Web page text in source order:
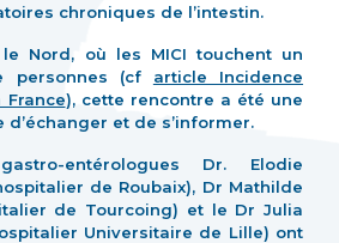
chroniques de l’intestin.
Nord, où les MICI touchent un
personnes (cf article Incidence
), cette rencontre a été une
et de s’informer.
entérologues Dr. Elodie
de Roubaix), Dr Mathilde
de Tourcoing) et le Dr Julia
Universitaire de Lille) ont